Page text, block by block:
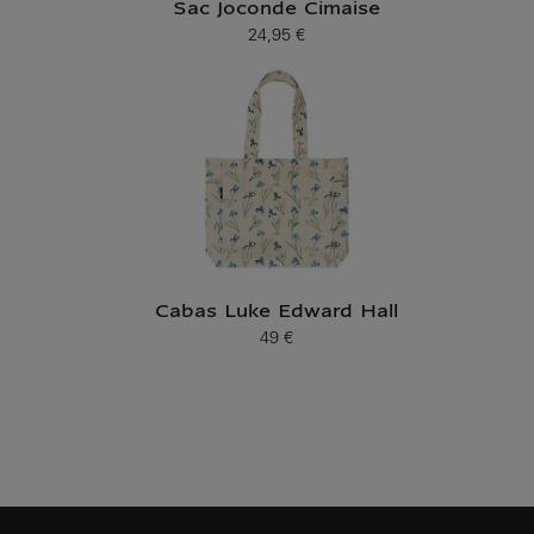
Sac Joconde Cimaise
Prix ​​actuel
24,95 €
Cabas Luke Edward Hall
Prix ​​actuel
49 €